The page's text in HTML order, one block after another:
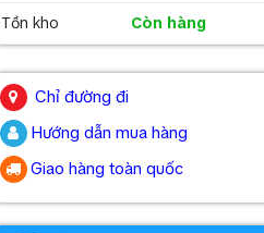
Tồn kho
Còn hàng
Chỉ đường đi
Hướng dẫn mua hàng
Giao hàng toàn quốc